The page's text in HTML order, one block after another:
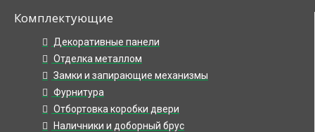
Комплектующие
Декоративные панели
Отделка металлом
Замки и запирающие механизмы
Фурнитура
Отбортовка коробки двери
Наличники и доборный брус